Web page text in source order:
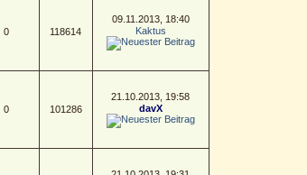
0 118614
09.11.2013, 18:40
Kaktus
0 101286
21.10.2013, 19:58
davX